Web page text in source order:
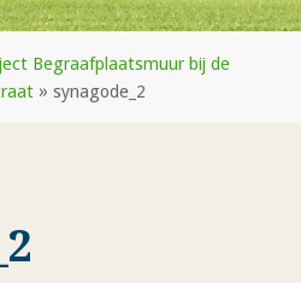
Begraafplaatsmuur bij de
» synagode_2